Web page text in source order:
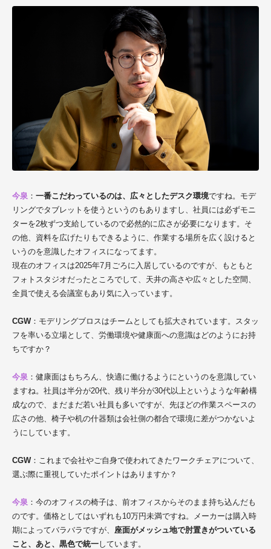
今泉 ： 一番こだわっているのは、広々としたデスク環境ですね。モデ
リングでタブレットを使うというのもありますし、社員には必ずモニ
ターを2枚ずつ支給しているので必然的に広さが必要になります。そ
の他、資料を広げたりもできるように、作業する場所を広く設けると
いうのを意識したオフィスになってます。
現在のオフィスは2025年7月ごろに入居しているのですが、もともと
フォトスタジオだったところでして、天井の高さや広々とした空間、
全員で使える会議室もあり気に入っています。
CGW：モデリングブロスはチームとしても拡大されています。スタッ
フを率いる立場として、労働環境や健康面への意識はどのようにお持
ちですか？
今泉 ：健康面はもちろん、快適に働けるようにというのを意識してい
ますね。社員は半分が20代、残り半分が30代以上というような年齢構
成なので、まだまだ若い社員も多いですが、先ほどの作業スペースの
広さの他、椅子や机の什器類は会社側の都合で環境に差がつかないよ
うにしています。
CGW：これまで会社やご自身で使われてきたワークチェアについて、
選ぶ際に重視していたポイントはありますか？
今泉 ：今のオフィスの椅子は、前オフィスからそのまま持ち込んだも
のです。価格としてはいずれも10万円未満ですね。メーカーは購入時
期によってバラバラですが、 座面がメッシュ地で肘置きがついている
こと、あと、黒色で統一しています。